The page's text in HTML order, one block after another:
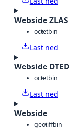
Webside ZLAS
octetbin
Last ned
Webside DTED
octetbin
Last ned
Webside
geotiffbin